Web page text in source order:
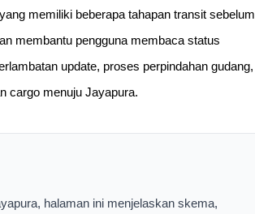
memiliki beberapa tahapan transit sebelum
membantu pengguna membaca status
update, proses perpindahan gudang,
cargo menuju Jayapura.
halaman ini menjelaskan skema,